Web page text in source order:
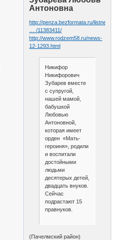
Антоновна
http://penza.bezformata.ru/listnews/bes
… /11383411/
http://www.rodzem58.ru/news-
12-1293.html
Никифор
Никифорович
Зубарев вместе
с супругой,
нашей мамой,
бабушкой
Любовью
Антоновной,
которая имеет
орден «Мать-
героиня», родили
и воспитали
достойными
людьми
десятерых детей,
двадцать внуков.
Сейчас
подрастают 15
правнуков.
(Пачелмский район)